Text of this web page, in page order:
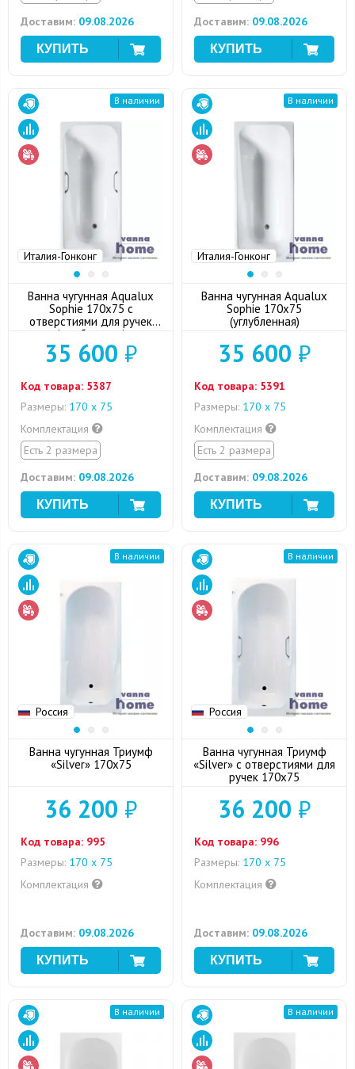
Доставим: 09.08.2026
Доставим: 09.08.2026
Италия-Гонконг
В наличии
Ванна чугунная Aqualux
Sophie 170x75 с
отверстиями для ручек
(углубленная)
35 600 ₽
Код товара: 5387
Размеры: 170 х 75
Комплектация
Есть 2 размера
Доставим: 09.08.2026
Италия-Гонконг
В наличии
Ванна чугунная Aqualux
Sophie 170x75
(углубленная)
35 600 ₽
Код товара: 5391
Размеры: 170 х 75
Комплектация
Есть 2 размера
Доставим: 09.08.2026
Россия
В наличии
Ванна чугунная Триумф
«Silver» 170х75
36 200 ₽
Код товара: 995
Размеры: 170 х 75
Комплектация
Доставим: 09.08.2026
Россия
В наличии
Ванна чугунная Триумф
«Silver» с отверстиями для
ручек 170х75
36 200 ₽
Код товара: 996
Размеры: 170 х 75
Комплектация
Доставим: 09.08.2026
В наличии В наличии